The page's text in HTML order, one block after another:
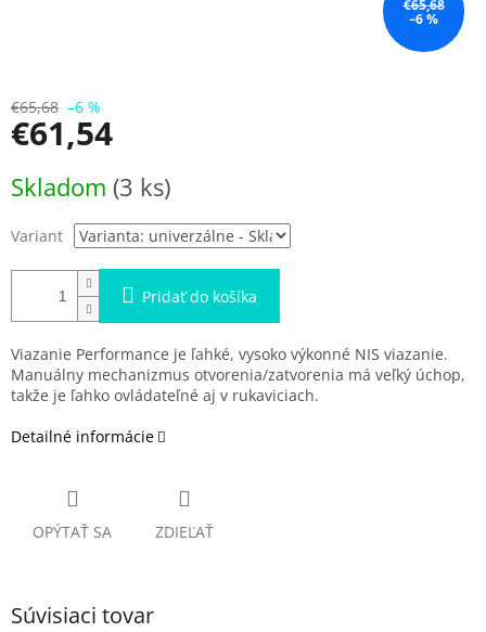
€65,68
–6 %
€65,68 –6 %
€61,54
cena:
Skladom (3 ks)
Variant
Pridať do košíka
Viazanie Performance je ľahké, vysoko výkonné NIS viazanie.
Manuálny mechanizmus otvorenia/zatvorenia má veľký úchop,
takže je ľahko ovládateľné aj v rukaviciach.
Detailné informácie
OPÝTAŤ SA ZDIEĽAŤ
Súvisiaci tovar